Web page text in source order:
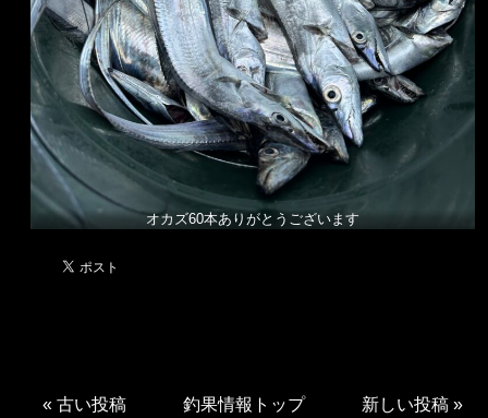
オカズ60本ありがとうございます
«古い投稿 釣果情報トップ 新しい投稿 »